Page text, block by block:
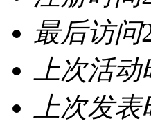
最后访问
上次活
上次发